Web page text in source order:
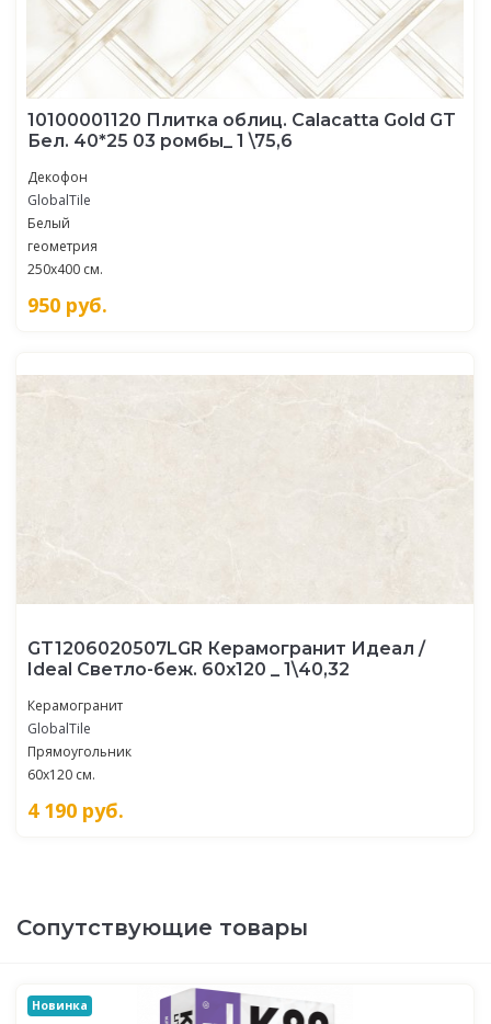
10100001120 Плитка облиц. Calacatta Gold GT
Бел. 40*25 03 ромбы_ 1 \75,6
Декофон
GlobalTile
Белый
геометрия
250x400 см.
950 руб.
GT1206020507LGR Керамогранит Идеал /
Ideal Светло-беж. 60x120 _ 1\40,32
Керамогранит
GlobalTile
Прямоугольник
60x120 см.
4 190 руб.
Сопутствующие товары
Новинка